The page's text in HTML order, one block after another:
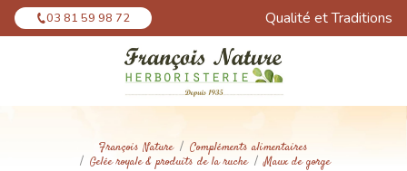
03 81 59 98 72 Qualité et Traditions
François Nature
Compléments alimentaires
Gelée royale & produits de la ruche
Maux de gorge
Panneau de gestion des cookies